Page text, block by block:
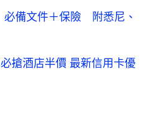
備文件＋保險 附悉尼、
搶酒店半價 最新信用卡優